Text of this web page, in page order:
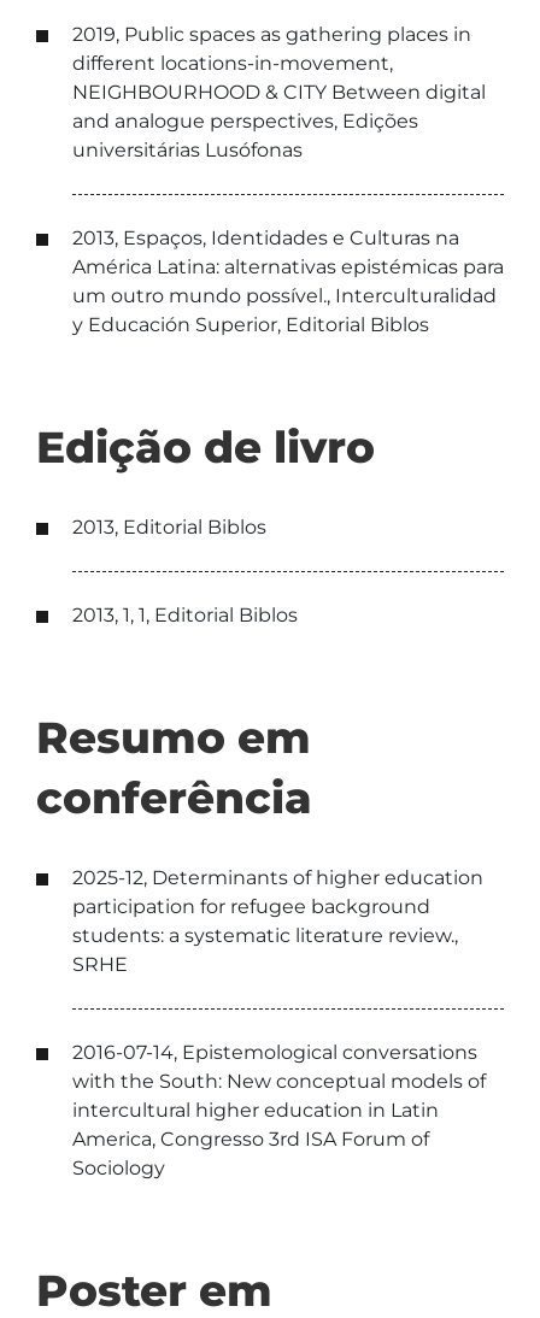
2019, Public spaces as gathering places in
different locations-in-movement,
NEIGHBOURHOOD & CITY Between digital
and analogue perspectives, Edições
universitárias Lusófonas
2013, Espaços, Identidades e Culturas na
América Latina: alternativas epistémicas para
um outro mundo possível., Interculturalidad
y Educación Superior, Editorial Biblos
Edição de livro
2013, Editorial Biblos
2013, 1, 1, Editorial Biblos
Resumo em
conferência
2025-12, Determinants of higher education
participation for refugee background
students: a systematic literature review.,
SRHE
2016-07-14, Epistemological conversations
with the South: New conceptual models of
intercultural higher education in Latin
America, Congresso 3rd ISA Forum of
Sociology
Poster em